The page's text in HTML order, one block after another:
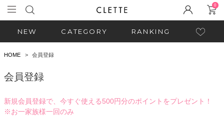
0
NEW CATEGORY RANKING
HOME 会員登録
会員登録
新規会員登録で、今すぐ使える500円分のポイントをプレゼント！
※お一家族様一回のみ